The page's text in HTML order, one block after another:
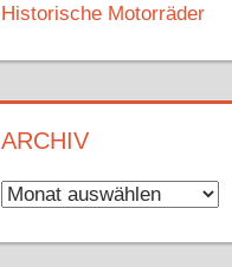
Historische Motorräder
ARCHIV
Archiv